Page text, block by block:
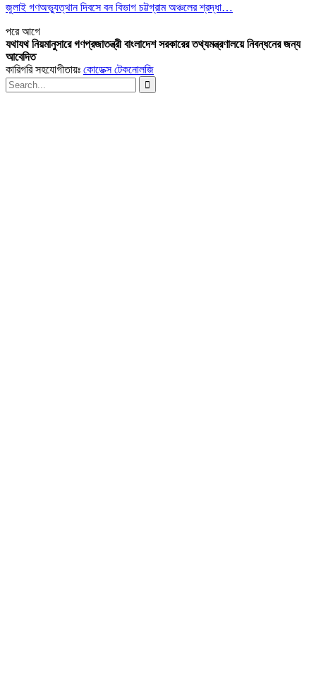
জুলাই গণঅভ্যুত্থান দিবসে বন বিভাগ চট্টগ্রাম অঞ্চলের শ্রদ্ধা…
পরেআগে
যথাযথ নিয়মানুসারে গণপ্রজাতন্ত্রী বাংলাদেশ সরকারের তথ্যমন্ত্রণালয়ে নিবন্ধনের জন্য
আবেদিত
কারিগরি সহযোগীতায়ঃ কোডেক্স টেকনোলজি